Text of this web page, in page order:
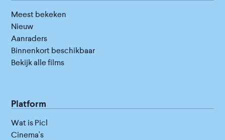
Meest bekeken
Nieuw
Aanraders
Binnenkort beschikbaar
Bekijk alle films
Platform
Wat is Picl
Cinema's